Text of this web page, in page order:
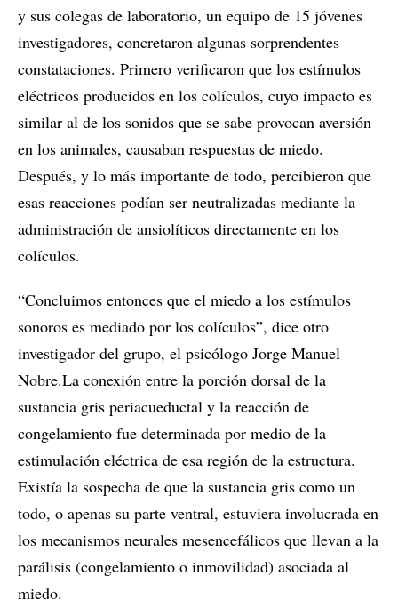
y sus colegas de laboratorio, un equipo de 15 jóvenes
investigadores, concretaron algunas sorprendentes
constataciones. Primero verificaron que los estímulos
eléctricos producidos en los colículos, cuyo impacto es
similar al de los sonidos que se sabe provocan aversión
en los animales, causaban respuestas de miedo.
Después, y lo más importante de todo, percibieron que
esas reacciones podían ser neutralizadas mediante la
administración de ansiolíticos directamente en los
colículos.
“Concluimos entonces que el miedo a los estímulos
sonoros es mediado por los colículos”, dice otro
investigador del grupo, el psicólogo Jorge Manuel
Nobre.La conexión entre la porción dorsal de la
sustancia gris periacueductal y la reacción de
congelamiento fue determinada por medio de la
estimulación eléctrica de esa región de la estructura.
Existía la sospecha de que la sustancia gris como un
todo, o apenas su parte ventral, estuviera involucrada en
los mecanismos neurales mesencefálicos que llevan a la
parálisis (congelamiento o inmovilidad) asociada al
miedo.